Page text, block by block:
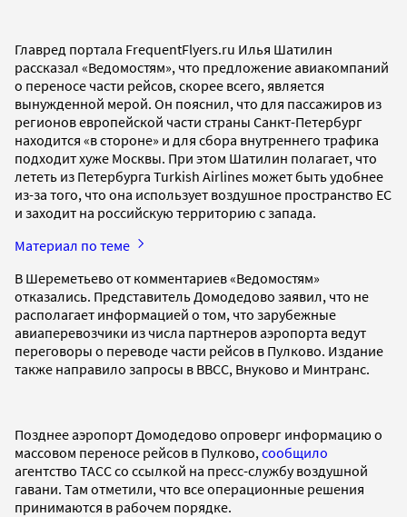
Главред портала FrequentFlyers.ru Илья Шатилин
рассказал «Ведомостям», что предложение авиакомпаний
о переносе части рейсов, скорее всего, является
вынужденной мерой. Он пояснил, что для пассажиров из
регионов европейской части страны Санкт-Петербург
находится «в стороне» и для сбора внутреннего трафика
подходит хуже Москвы. При этом Шатилин полагает, что
лететь из Петербурга Turkish Airlines может быть удобнее
из-за того, что она использует воздушное пространство ЕС
и заходит на российскую территорию с запада.
Материал по теме
В Шереметьево от комментариев «Ведомостям»
отказались. Представитель Домодедово заявил, что не
располагает информацией о том, что зарубежные
авиаперевозчики из числа партнеров аэропорта ведут
переговоры о переводе части рейсов в Пулково. Издание
также направило запросы в ВВСС, Внуково и Минтранс.
Позднее аэропорт Домодедово опроверг информацию о
массовом переносе рейсов в Пулково, сообщило
агентство ТАСС со ссылкой на пресс-службу воздушной
гавани. Там отметили, что все операционные решения
принимаются в рабочем порядке.